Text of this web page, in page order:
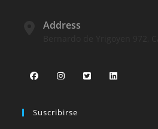
Address
Suscribirse